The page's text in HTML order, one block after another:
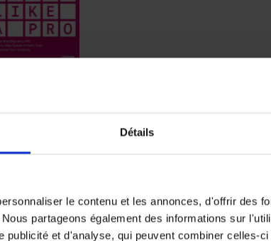
Détails
le contenu et les annonces, d'offrir des
partageons également des informations sur
publicité et d'analyse, qui peuvent combiner celles-
Management filter
completely revised edition
Prepare. Run. Optimize.
Couverture souple
2022 226